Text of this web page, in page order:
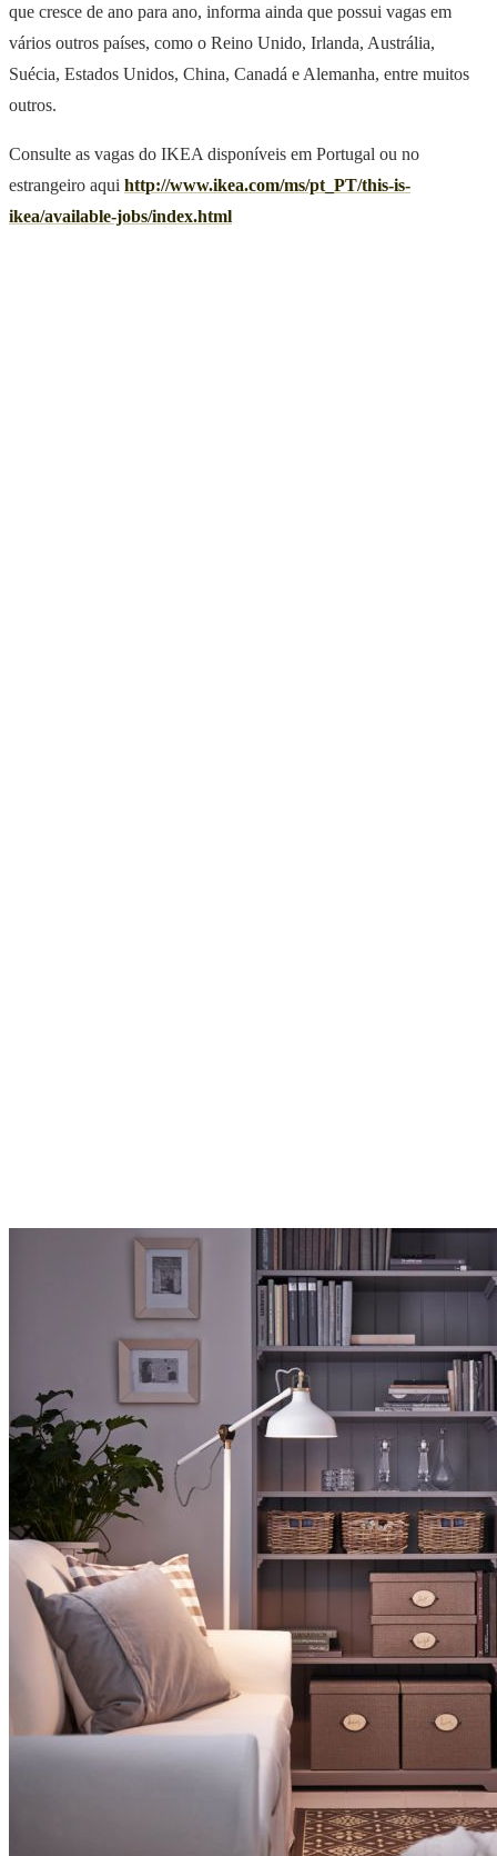
que cresce de ano para ano, informa ainda que possui vagas em
vários outros países, como o Reino Unido, Irlanda, Austrália,
Suécia, Estados Unidos, China, Canadá e Alemanha, entre muitos
outros.
Consulte as vagas do IKEA disponíveis em Portugal ou no
estrangeiro aqui http://www.ikea.com/ms/pt_PT/this-is-
ikea/available-jobs/index.html